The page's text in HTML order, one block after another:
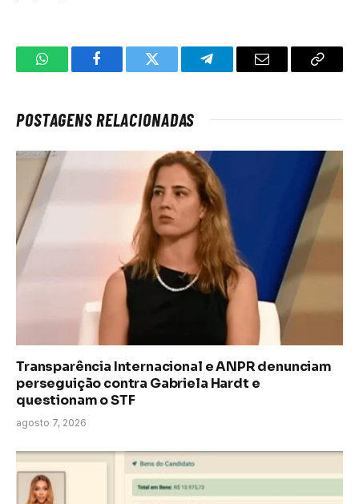
WhatsAppFacebookTwitter TelegramaE-
Copiar
POSTAGENS RELACIONADAS
Transparência Internacional e ANPR denunciam
perseguição contra Gabriela Hardt e
questionam o STF
agosto 7, 2026